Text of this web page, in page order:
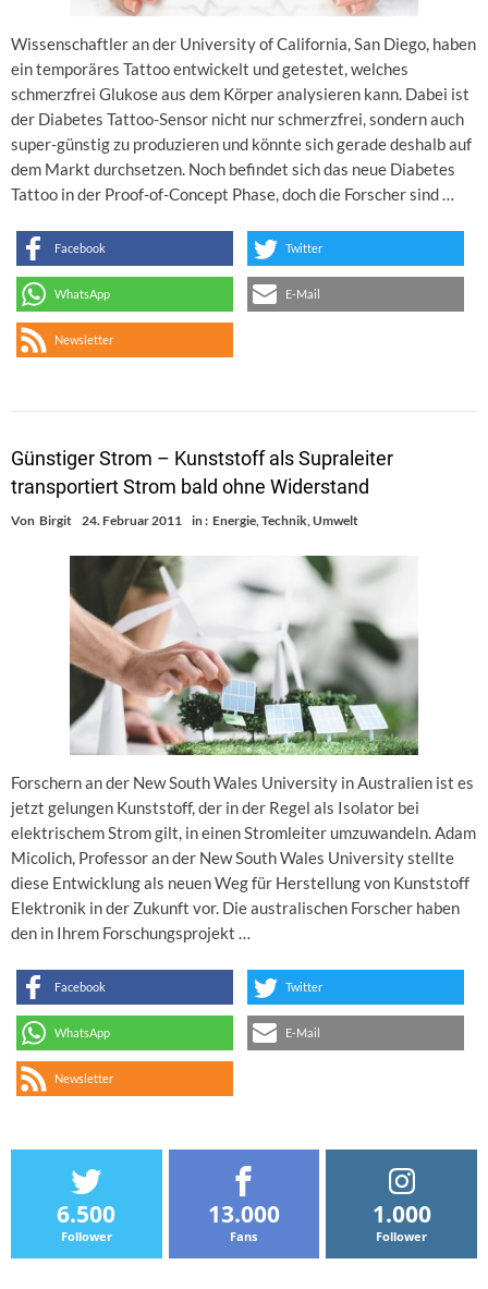
Wissenschaftler an der University of California, San Diego, haben
ein temporäres Tattoo entwickelt und getestet, welches
schmerzfrei Glukose aus dem Körper analysieren kann. Dabei ist
der Diabetes Tattoo-Sensor nicht nur schmerzfrei, sondern auch
super-günstig zu produzieren und könnte sich gerade deshalb auf
dem Markt durchsetzen. Noch befindet sich das neue Diabetes
Tattoo in der Proof-of-Concept Phase, doch die Forscher sind …
Facebook Twitter
WhatsApp E-Mail
Newsletter
Günstiger Strom – Kunststoff als Supraleiter
transportiert Strom bald ohne Widerstand
Von Birgit 24. Februar 2011 in : Energie Technik Umwelt
Forschern an der New South Wales University in Australien ist es
jetzt gelungen Kunststoff, der in der Regel als Isolator bei
elektrischem Strom gilt, in einen Stromleiter umzuwandeln. Adam
Micolich, Professor an der New South Wales University stellte
diese Entwicklung als neuen Weg für Herstellung von Kunststoff
Elektronik in der Zukunft vor. Die australischen Forscher haben
den in Ihrem Forschungsprojekt …
Facebook Twitter
WhatsApp E-Mail
Newsletter
6.500
Follower
13.000
Fans
1.000
Follower